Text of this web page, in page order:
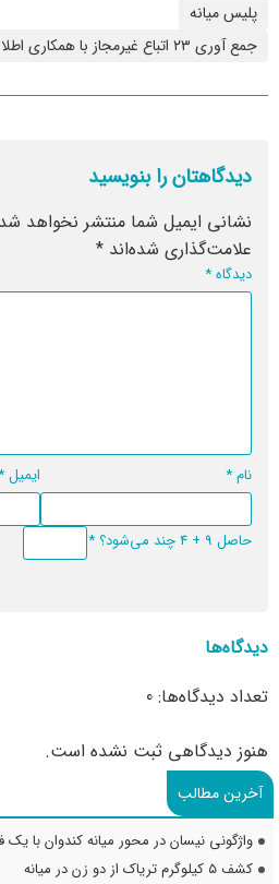
پلیس میانه
جمع آوری ۲۳ اتباع غیرمجاز با همکاری اطلاعاتی شهروندان میانه ای
دیدگاهتان را بنویسید
نشانی ایمیل شما منتشر نخواهد
علامت‌گذاری شده‌اند *
دیدگاه*
نام* ایمیل
حاصل 9 + 4 چند می‌شود؟ *
دیدگاه‌ها
تعداد دیدگاه‌ها: 0
هنوز دیدگاهی ثبت نشده است.
آخرین مطالب
واژگونی نیسان در محور میانه کندوان با
کشف ۵ کیلوگرم تریاک از دو زن در میانه